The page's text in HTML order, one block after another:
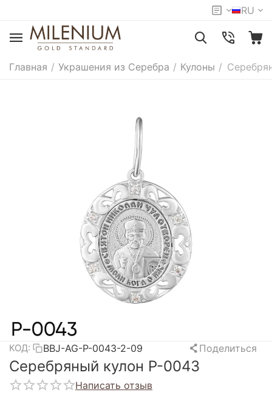
RU
Главная / Украшения из Серебра / Кулоны /
КОД: BBJ-AG-P-0043-2-09 Поделиться
Серебряный кулон P-0043
Написать отзыв